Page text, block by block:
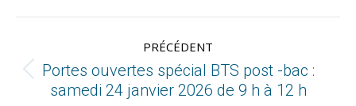
PRÉCÉDENT
Portes ouvertes spécial BTS post -bac :
samedi 24 janvier 2026 de 9 h à 12 h